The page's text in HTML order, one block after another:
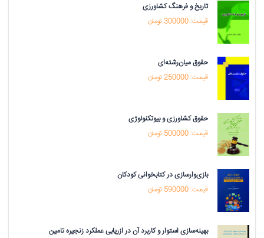
تاریخ و فرهنگ کشاورزی
قیمت: 300000 تومان
حقوق میان‌رشته‌ای
قیمت: 250000 تومان
حقوق کشاورزی و بیوتکنولوژی
قیمت: 500000 تومان
بازی‌وارسازی در کتابخوانی کودکان
قیمت: 590000 تومان
بهینه‌سازی استوار و کاربرد آن در ازریابی عملکرد زنجیره تامین